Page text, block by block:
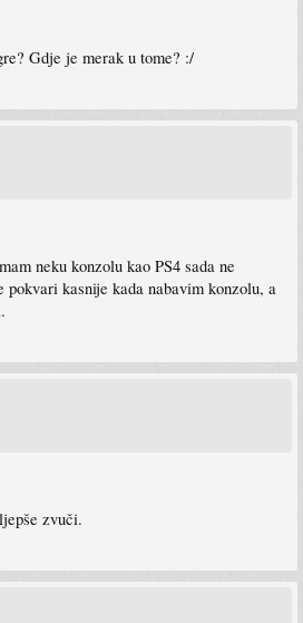
Gdje je merak u tome? :/
neku konzolu kao PS4 sada ne
pokvari kasnije kada nabavim konzolu, a
zvuči.